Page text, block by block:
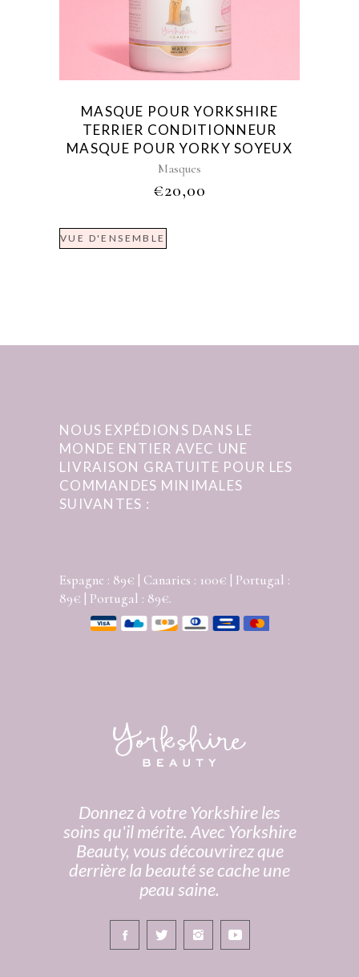
MASQUE POUR YORKSHIRE
TERRIER CONDITIONNEUR
MASQUE POUR YORKY SOYEUX
Masques
€20,00
VUE D'ENSEMBLE
NOUS EXPÉDIONS DANS LE
MONDE ENTIER AVEC UNE
LIVRAISON GRATUITE POUR LES
COMMANDES MINIMALES
SUIVANTES :
Espagne : 89€ | Canaries : 100€ | Portugal :
89€ | Portugal : 89€.
Donnez à votre Yorkshire les
soins qu'il mérite. Avec Yorkshire
Beauty, vous découvrirez que
derrière la beauté se cache une
peau saine.